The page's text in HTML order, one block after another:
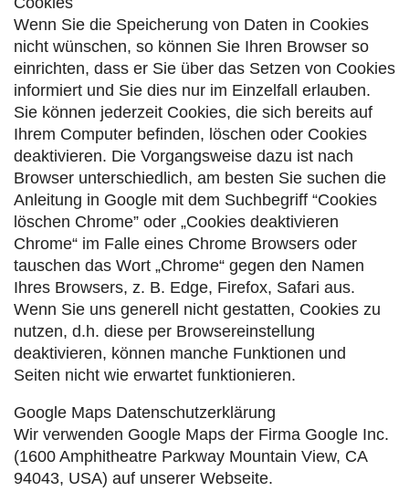
Wenn Sie die Speicherung von Daten in Cookies
nicht wünschen, so können Sie Ihren Browser so
einrichten, dass er Sie über das Setzen von Cookies
informiert und Sie dies nur im Einzelfall erlauben.
Sie können jederzeit Cookies, die sich bereits auf
Ihrem Computer befinden, löschen oder Cookies
deaktivieren. Die Vorgangsweise dazu ist nach
Browser unterschiedlich, am besten Sie suchen die
Anleitung in Google mit dem Suchbegriff “Cookies
löschen Chrome” oder „Cookies deaktivieren
Chrome“ im Falle eines Chrome Browsers oder
tauschen das Wort „Chrome“ gegen den Namen
Ihres Browsers, z. B. Edge, Firefox, Safari aus.
Wenn Sie uns generell nicht gestatten, Cookies zu
nutzen, d.h. diese per Browsereinstellung
deaktivieren, können manche Funktionen und
Seiten nicht wie erwartet funktionieren.
Google Maps Datenschutzerklärung
Wir verwenden Google Maps der Firma Google Inc.
(1600 Amphitheatre Parkway Mountain View, CA
94043, USA) auf unserer Webseite.